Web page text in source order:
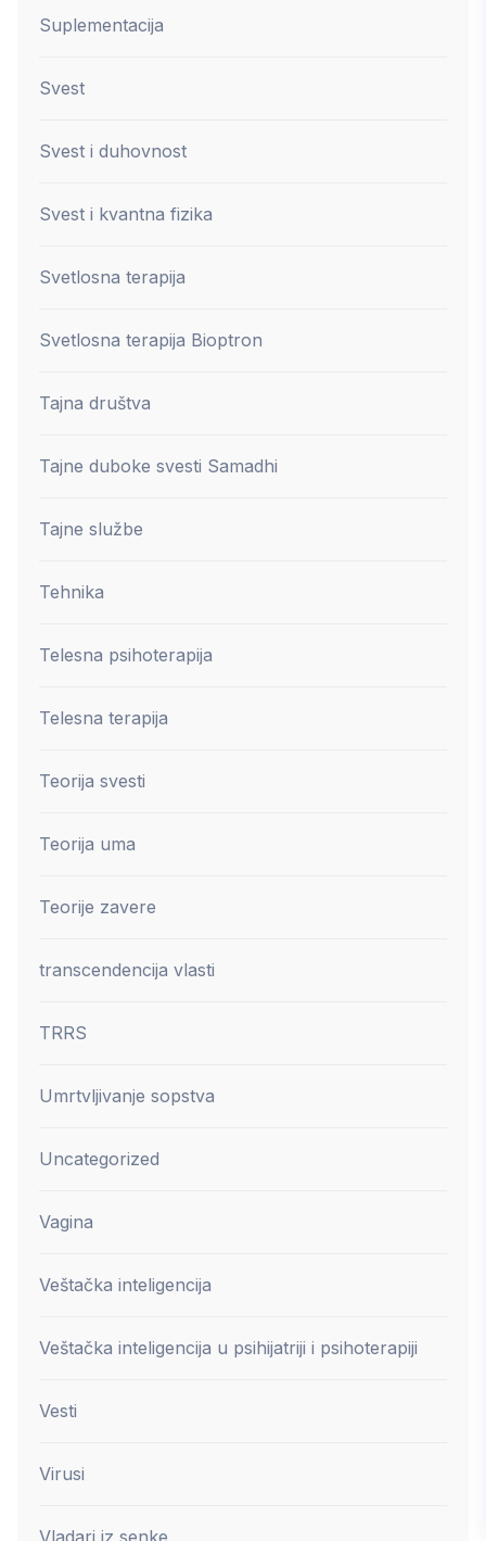
Suplementacija
Svest
Svest i duhovnost
Svest i kvantna fizika
Svetlosna terapija
Svetlosna terapija Bioptron
Tajna društva
Tajne duboke svesti Samadhi
Tajne službe
Tehnika
Telesna psihoterapija
Telesna terapija
Teorija svesti
Teorija uma
Teorije zavere
transcendencija vlasti
TRRS
Umrtvljivanje sopstva
Uncategorized
Vagina
Veštačka inteligencija
Veštačka inteligencija u psihijatriji i psihoterapiji
Vesti
Virusi
Vladari iz senke